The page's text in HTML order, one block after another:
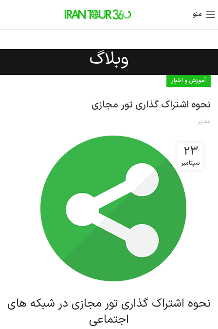
منو
وبلاگ
آموزش و اخبار
نحوه اشتراک گذاری تور مجازی
مدیر
23
سپتامبر
نحوه اشتراک گذاری تور مجازی در شبکه های
اجتماعی